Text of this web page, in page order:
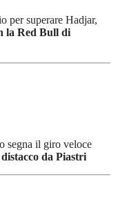
per superare Hadjar,
la Red Bull di
segna il giro veloce
da Piastri